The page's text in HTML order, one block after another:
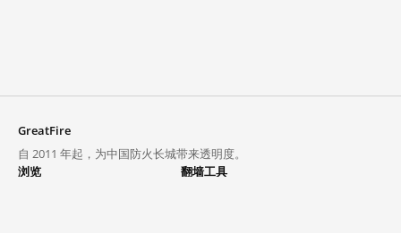
GreatFire
自 2011 年起，为中国防火长城带来透明度。
浏览
翻墙工具